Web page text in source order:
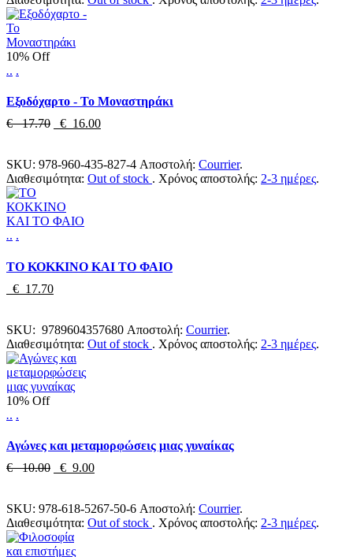
10% Off
.. .
Εξοδόχαρτο - Το Μοναστηράκι
€ 17.70
€ 16.00
SKU: 978-960-435-827-4 Αποστολή: Courrier.
Διαθεσιμότητα: Out of stock . Χρόνος αποστολής: 2-3 ημέρες.
.. .
ΤΟ ΚΟΚΚΙΝΟ ΚΑΙ ΤΟ ΦΑΙΟ
€ 17.70
SKU: 9789604357680 Αποστολή: Courrier.
Διαθεσιμότητα: Out of stock . Χρόνος αποστολής: 2-3 ημέρες.
10% Off
.. .
Αγώνες και μεταμορφώσεις μιας γυναίκας
€ 10.00
€ 9.00
SKU: 978-618-5267-50-6 Αποστολή: Courrier.
Διαθεσιμότητα: Out of stock . Χρόνος αποστολής: 2-3 ημέρες.